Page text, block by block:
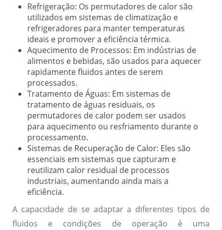
Refrigeração: Os permutadores de calor são
utilizados em sistemas de climatização e
refrigeradores para manter temperaturas
ideais e promover a eficiência térmica.
Aquecimento de Processos: Em indústrias de
alimentos e bebidas, são usados para aquecer
rapidamente fluidos antes de serem
processados.
Tratamento de Águas: Em sistemas de
tratamento de águas residuais, os
permutadores de calor podem ser usados
para aquecimento ou resfriamento durante o
processamento.
Sistemas de Recuperação de Calor: Eles são
essenciais em sistemas que capturam e
reutilizam calor residual de processos
industriais, aumentando ainda mais a
eficiência.
A capacidade de se adaptar a diferentes tipos de
fluidos e condições de operação é uma